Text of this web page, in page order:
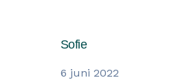
Sofie
6 juni 2022